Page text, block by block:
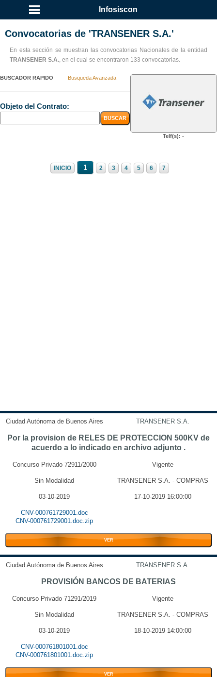
Infosiscon
Convocatorias de 'TRANSENER S.A.'
En esta sección se muestran las convocatorias Nacionales de la entidad
TRANSENER S.A., en el cual se encontraron 133 convocatorias.
BUSCADOR RAPIDO Busqueda Avanzada
Objeto del Contrato:
Telf(s): -
INICIO 1 2 3 4 5 6 7
Ciudad Autónoma de Buenos Aires TRANSENER S.A.
Por la provision de RELES DE PROTECCION 500KV de
acuerdo a lo indicado en archivo adjunto .
Concurso Privado 72911/2000 Vigente
Sin Modalidad TRANSENER S.A. - COMPRAS
03-10-2019 17-10-2019 16:00:00
CNV-000761729001.doc
CNV-000761729001.doc.zip
VER
Ciudad Autónoma de Buenos Aires TRANSENER S.A.
PROVISIÓN BANCOS DE BATERIAS
Concurso Privado 71291/2019 Vigente
Sin Modalidad TRANSENER S.A. - COMPRAS
03-10-2019 18-10-2019 14:00:00
CNV-000761801001.doc
CNV-000761801001.doc.zip
VER